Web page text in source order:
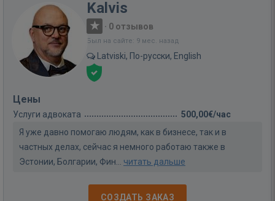
Kalvis
· 0 отзывов
Был на сайте: 9 мес. назад
Latviski, По-русски, English
Цены
Услуги адвоката
500,00€/час
Я уже давно помогаю людям, как в бизнесе, так и в
частных делах, сейчас я немного работаю также в
Эстонии, Болгарии, Фин... читать дальше
СОЗДАТЬ ЗАКАЗ